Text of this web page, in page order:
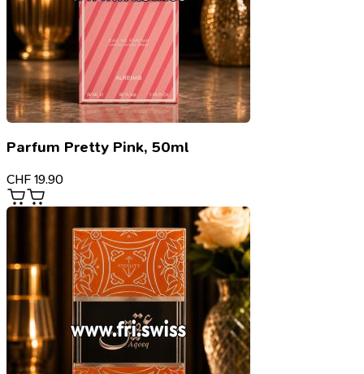
Parfum Pretty Pink, 50ml
CHF 19.90